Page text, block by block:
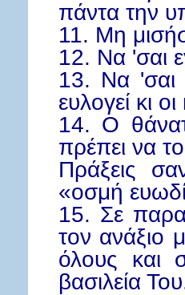
πάντα την
11. Μη
12. Να 'σαι
13. Να 'σαι
ευλογεί κι
14. Ο
πρέπει να
Πράξεις
«οσμή
15. Σε
τον ανάξιο
όλους και
βασιλεία